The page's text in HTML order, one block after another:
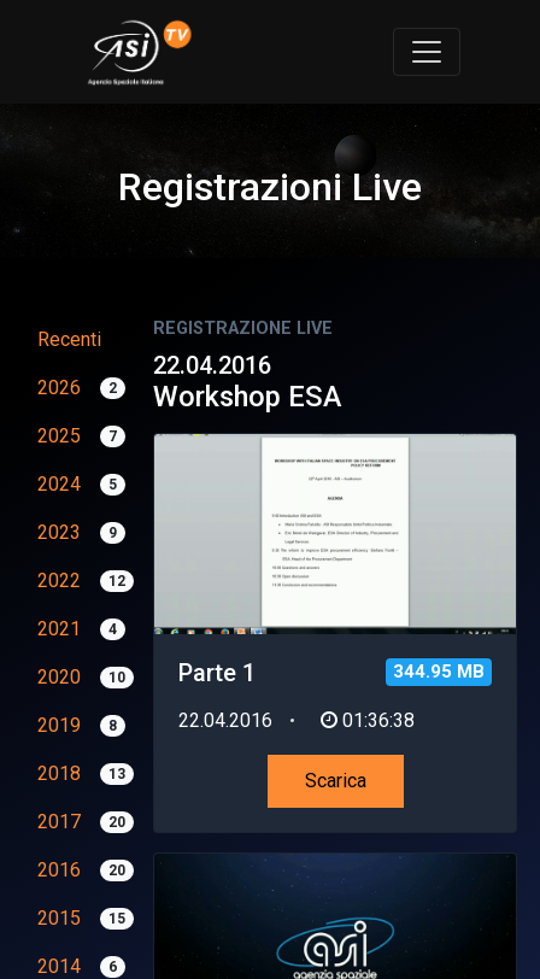
Registrazioni Live
Recenti
2026 2
2025 7
2024 5
2023 9
2022 12
2021 4
2020 10
2019 8
2018 13
2017 20
2016 20
2015 15
2014 6
REGISTRAZIONE LIVE
22.04.2016
Workshop ESA
344.95 MB
Parte 1
22.04.2016 01:36:38
Scarica